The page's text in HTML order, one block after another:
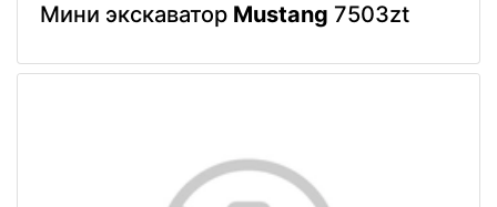
Мини экскаватор Mustang 7503zt